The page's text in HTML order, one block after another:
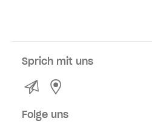
Sprich mit uns
Kontakt
Folge uns